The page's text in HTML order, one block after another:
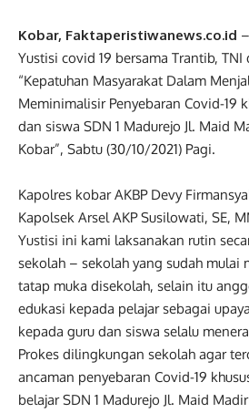
Kobar, Faktaperistiwanews.co.id
Yustisi covid 19 bersama Trantib,
“Kepatuhan Masyarakat Dalam
Meminimalisir Penyebaran Covid-19
dan siswa SDN 1 Madurejo Jl. Maid
Kobar”, Sabtu (30/10/2021) Pagi.
Kapolres kobar AKBP Devy
Kapolsek Arsel AKP Susilowati, SE,
Yustisi ini kami laksanakan rutin
sekolah – sekolah yang sudah mulai
tatap muka disekolah, selain itu
edukasi kepada pelajar sebagai
kepada guru dan siswa selalu
Prokes dilingkungan sekolah agar
ancaman penyebaran Covid-19
belajar SDN 1 Madurejo Jl. Maid